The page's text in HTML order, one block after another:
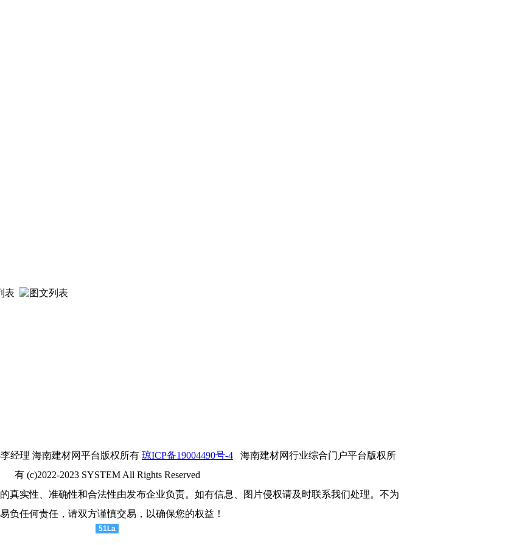
李经理 海南建材网平台版权所有 琼ICP备19004490号-4 海南建材网行业综合门户平台版权所
有 (c)2022-2023 SYSTEM All Rights Reserved
真实性、准确性和合法性由发布企业负责。如有信息、图片侵权请及时联系我们处理。不为
负任何责任，请双方谨慎交易，以确保您的权益！
51La